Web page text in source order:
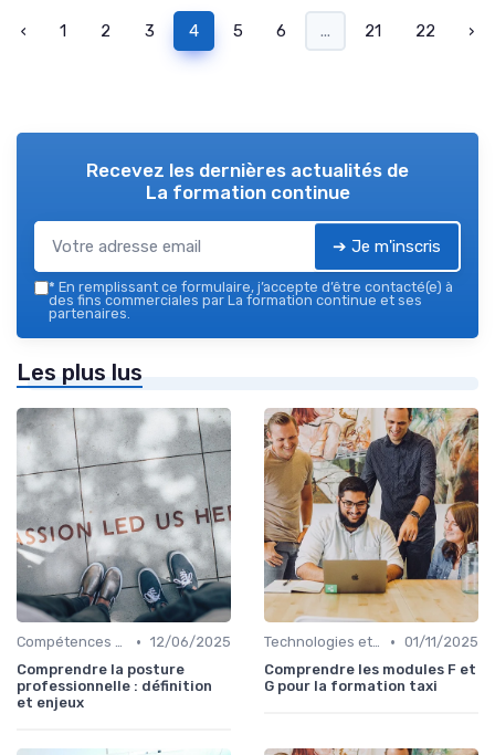
‹ 1 2 3 4 5 6 ... 21 22 ›
Recevez les dernières actualités de
La formation continue
➔ Je m'inscris
* En remplissant ce formulaire, j’accepte d’être contacté(e) à
des fins commerciales par La formation continue et ses
partenaires.
Les plus lus
Compétences de leadership • 12/06/2025
Comprendre la posture
professionnelle : définition
et enjeux
Technologies et informatique • 01/11/2025
Comprendre les modules F et
G pour la formation taxi